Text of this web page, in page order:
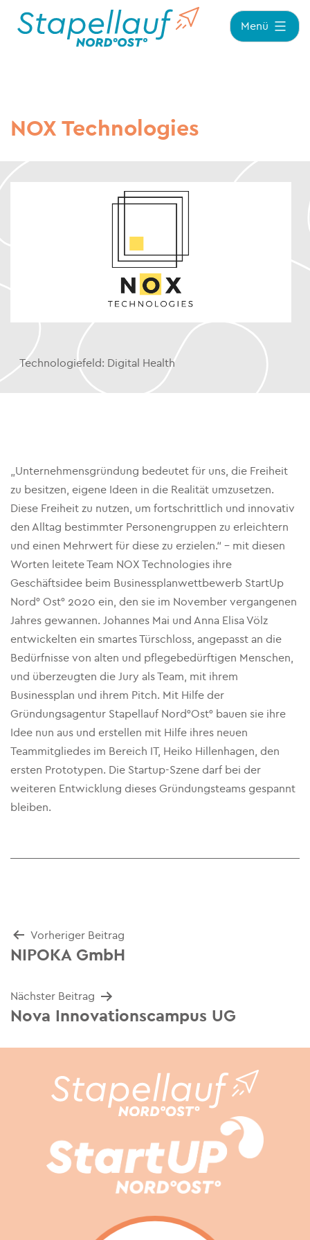
Inhalt
Menü
NOX Technologies
Technologiefeld: Digital Health
„Unternehmensgründung bedeutet für uns, die Freiheit
zu besitzen, eigene Ideen in die Realität umzusetzen.
Diese Freiheit zu nutzen, um fortschrittlich und innovativ
den Alltag bestimmter Personengruppen zu erleichtern
und einen Mehrwert für diese zu erzielen.“ – mit diesen
Worten leitete Team NOX Technologies ihre
Geschäftsidee beim Businessplanwettbewerb StartUp
Nord° Ost° 2020 ein, den sie im November vergangenen
Jahres gewannen. Johannes Mai und Anna Elisa Völz
entwickelten ein smartes Türschloss, angepasst an die
Bedürfnisse von alten und pflegebedürftigen Menschen,
und überzeugten die Jury als Team, mit ihrem
Businessplan und ihrem Pitch. Mit Hilfe der
Gründungsagentur Stapellauf Nord°Ost° bauen sie ihre
Idee nun aus und erstellen mit Hilfe ihres neuen
Teammitgliedes im Bereich IT, Heiko Hillenhagen, den
ersten Prototypen. Die Startup-Szene darf bei der
weiteren Entwicklung dieses Gründungsteams gespannt
bleiben.
Beitrags-
Navigation
Vorheriger Beitrag
NIPOKA GmbH
Nächster Beitrag
Nova Innovationscampus UG